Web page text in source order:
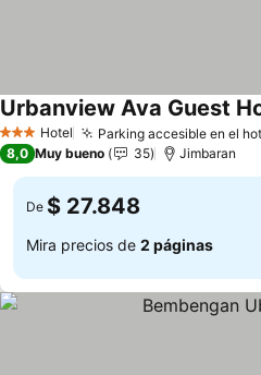
3 Estrellas
Hotel Parking accesible en el
Urbanview Ava Guest
8,0 Muy bueno 35 Jimbaran
De $ 27.848
Mira precios de 2 páginas